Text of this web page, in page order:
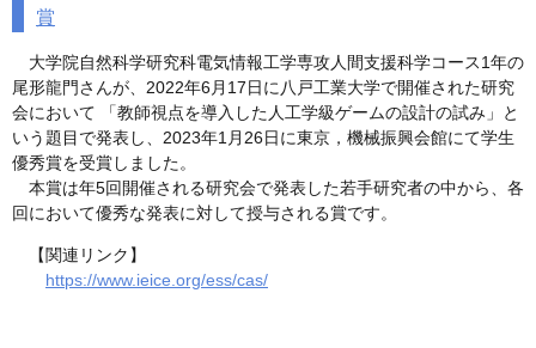
賞
大学院自然科学研究科電気情報工学専攻人間支援科学コース1年の
尾形龍門さんが、2022年6月17日に八戸工業大学で開催された研究
会において 「教師視点を導入した人工学級ゲームの設計の試み」と
いう題目で発表し、2023年1月26日に東京，機械振興会館にて学生
優秀賞を受賞しました。
本賞は年5回開催される研究会で発表した若手研究者の中から、各
回において優秀な発表に対して授与される賞です。
【関連リンク】
https://www.ieice.org/ess/cas/